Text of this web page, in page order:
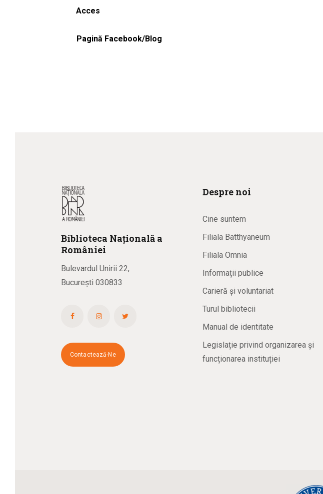
Acces
Pagină Facebook/Blog
Biblioteca Națională a
României
Bulevardul Unirii 22,
București 030833
Contactează-Ne
Despre noi
Cine suntem
Filiala Batthyaneum
Filiala Omnia
Informații publice
Carieră și voluntariat
Turul bibliotecii
Manual de identitate
Legislație privind organizarea și
funcționarea instituției